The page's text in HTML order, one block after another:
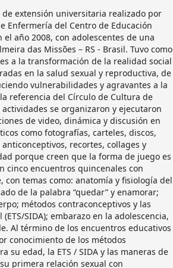
extensión universitaria realizado por
Enfermería del Centro de Educación
el año 2008, con adolescentes de una
das Missões – RS - Brasil. Tuvo como
a la transformación de la realidad social
en la salud sexual y reproductiva, de
vulnerabilidades y agravantes a la
referencia del Círculo de Cultura de
se organizaron y ejecutaron
de video, dinámica y discusión en
como fotografías, carteles, discos,
recortes, collages y
porque creen que la forma de juego es
cinco encuentros quincenales con
con temas como: anatomía y fisiología del
de la palabra “quedar” y enamorar;
métodos contraconceptivos y las
SIDA); embarazo en la adolescencia,
Al término de los encuentros educativos
conocimiento de los métodos
su edad, la ETS / SIDA y las maneras de
primera relación sexual con